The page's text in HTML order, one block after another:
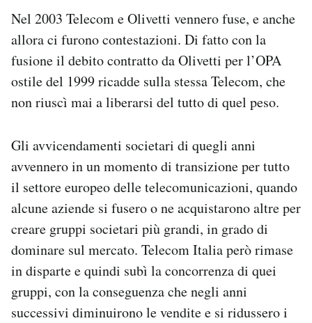
Nel 2003 Telecom e Olivetti vennero fuse, e anche
allora ci furono contestazioni. Di fatto con la
fusione il debito contratto da Olivetti per l’OPA
ostile del 1999 ricadde sulla stessa Telecom, che
non riuscì mai a liberarsi del tutto di quel peso.
Gli avvicendamenti societari di quegli anni
avvennero in un momento di transizione per tutto
il settore europeo delle telecomunicazioni, quando
alcune aziende si fusero o ne acquistarono altre per
creare gruppi societari più grandi, in grado di
dominare sul mercato. Telecom Italia però rimase
in disparte e quindi subì la concorrenza di quei
gruppi, con la conseguenza che negli anni
successivi diminuirono le vendite e si ridussero i